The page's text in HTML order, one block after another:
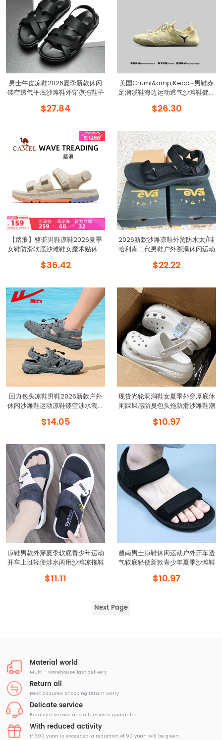
男士牛皮凉鞋2026夏季新款休闲
镂空透气平底沙滩鞋外穿凉拖鞋子
$27.84
美国Cruml&amp;Kecci~男鞋赤
足溯溪鞋海边运动透气沙滩鞋健身
$26.30
【踏浪】骆驼男鞋凉鞋2026夏季
女鞋防滑软底沙滩鞋女魔术贴休闲
$36.42
2026新款沙滩凉鞋外贸防水太/哇
哈利肯二代男鞋户外溯溪休闲运动
$22.22
回力包头凉鞋男鞋2026新款户外
休闲沙滩鞋运动凉鞋镂空涉水溯溪
$14.05
现货光轮洞洞鞋女夏季外穿厚底休
闲踩屎感防臭包头拖防滑沙滩鞋潮
$10.97
凉鞋男款外穿夏季软底青少年运动
开车上班轻便涉水两用沙滩凉拖鞋
$11.11
越南男士凉鞋休闲运动户外开车透
气软底轻便新款青少年夏季沙滩鞋
$10.97
Next Page
Material world
Multi - warehouse fast delivery
Return all
Rest assured shopping return worry
Delicate service
Exquisite service and after-sales guarantee
With reduced activity
If 500 yuan is exceeded, a reduction of 90 yuan will be given